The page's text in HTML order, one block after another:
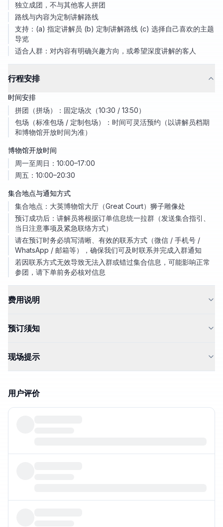
独立成团，不与其他客人拼团
路线与内容为定制讲解路线
支持：(a) 指定讲解员 (b) 定制讲解路线 (c) 选择自己喜欢的主题
导览
适合人群：对内容有明确兴趣方向，或希望深度讲解的客人
行程安排
时间安排
拼团（拼场）：固定场次（10:30 / 13:50）
包场（标准包场 / 定制包场）：时间可灵活预约（以讲解员档期
和博物馆开放时间为准）
博物馆开放时间
周一至周日：10:00–17:00
周五：10:00–20:30
集合地点与通知方式
集合地点：大英博物馆大厅（Great Court）狮子雕像处
预订成功后：讲解员将根据订单信息统一拉群（发送集合指引、
当日注意事项及紧急联络方式）
请在预订时务必填写清晰、有效的联系方式（微信 / 手机号 /
WhatsApp / 邮箱等），确保我们可及时联系并完成入群通知
若因联系方式无效导致无法入群或错过集合信息，可能影响正常
参团，请下单前务必核对信息
费用说明
预订须知
现场提示
用户评价